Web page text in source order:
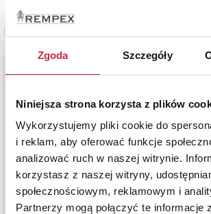
Zgoda Szczegóły
Niniejsza strona korzysta z plików
Wykorzystujemy pliki cookie do
i reklam, aby oferować funkcje
analizować ruch w naszej witrynie.
korzystasz z naszej witryny,
społecznościowym, reklamowym i
Partnerzy mogą połączyć te informacje